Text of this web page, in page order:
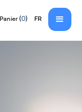
Panier (0) FR